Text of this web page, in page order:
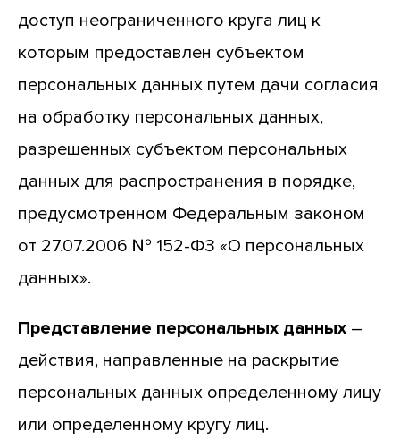
доступ неограниченного круга лиц к
которым предоставлен субъектом
персональных данных путем дачи согласия
на обработку персональных данных,
разрешенных субъектом персональных
данных для распространения в порядке,
предусмотренном Федеральным законом
от 27.07.2006 № 152-ФЗ «О персональных
данных».
Представление персональных данных –
действия, направленные на раскрытие
персональных данных определенному лицу
или определенному кругу лиц.